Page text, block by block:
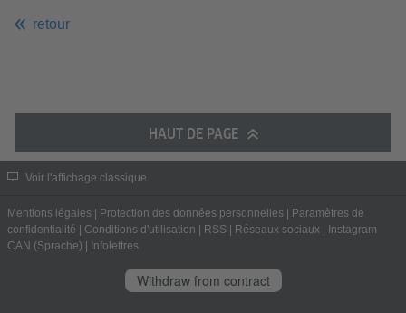
retour
HAUT DE PAGE
Voir l'affichage classique
Mentions légales Protection des données personnelles
Paramètres de
confidentialité
Conditions d'utilisation RSS Réseaux sociaux
Instagram
CAN (Sprache)
Infolettres
Withdraw from contract